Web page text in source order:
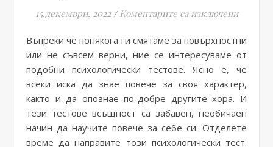
15.декември. 2022 / Коментарите са изключениза
Въпреки че понякога ги смятаме за повърхностни
или не съвсем верни, ние се интересуваме от
подобни психологически тестове. Ясно е, че
всеки иска да знае повече за своя характер,
както и да опознае по-добре другите хора. И
тези тестове всъщност са забавен, необичаен
начин да научите повече за себе си. Отделете
време да направите този психологически тест.